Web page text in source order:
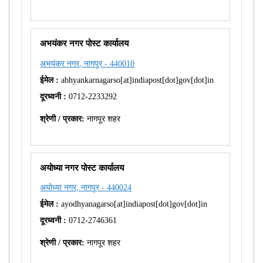
अभयंकर नगर पोस्ट कार्यालय
अभयंकर नगर, नागपूर - 440010
ईमेल : abhyankarnagarso[at]indiapost[dot]gov[dot]in
दूरध्वनी : 0712-2233292
श्रेणी / प्रकार: नागपूर शहर
अयोध्या नगर पोस्ट कार्यालय
अयोध्या नगर, नागपूर - 440024
ईमेल : ayodhyanagarso[at]indiapost[dot]gov[dot]in
दूरध्वनी : 0712-2746361
श्रेणी / प्रकार: नागपूर शहर